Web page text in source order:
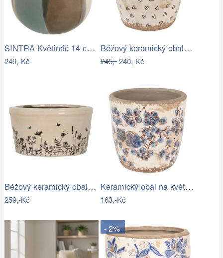
SINTRA Květináč 14 cm - šedá
249,-Kč
Béžový keramický obal na květináč se…
245,-240,-Kč
Béžový keramický obal na květináč s…
259,-Kč
Keramický obal na květináč s modrými…
163,-Kč
- 2%